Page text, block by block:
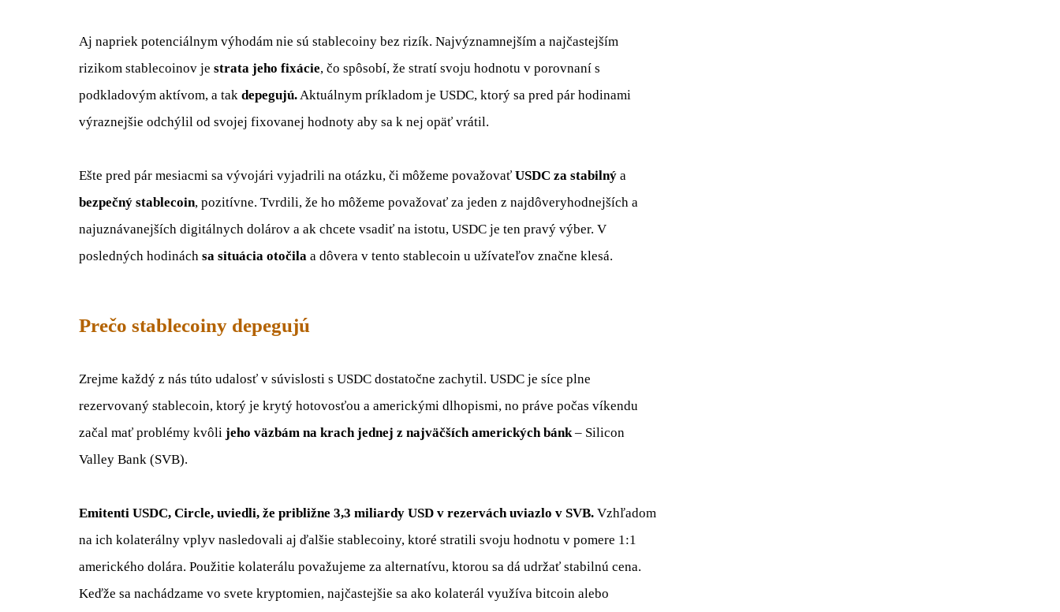
Aj napriek potenciálnym výhodám nie sú stablecoiny bez rizík. Najvýznamnejším a najčastejším
rizikom stablecoinov je strata jeho fixácie, čo spôsobí, že stratí svoju hodnotu v porovnaní s
podkladovým aktívom, a tak depegujú.Aktuálnym príkladom je USDC, ktorý sa pred pár hodinami
výraznejšie odchýlil od svojej fixovanej hodnoty aby sa k nej opäť vrátil.
Ešte pred pár mesiacmi sa vývojári vyjadrili na otázku, či môžeme považovať USDC za stabilný a
bezpečný stablecoin, pozitívne. Tvrdili, že ho môžeme považovať za jeden z najdôveryhodnejších a
najuznávanejších digitálnych dolárov a ak chcete vsadiť na istotu, USDC je ten pravý výber. V
posledných hodinách sa situácia otočila a dôvera v tento stablecoin u užívateľov značne klesá.
Prečo stablecoiny depegujú
Zrejme každý z nás túto udalosť v súvislosti s USDC dostatočne zachytil. USDC je síce plne
rezervovaný stablecoin, ktorý je krytý hotovosťou a americkými dlhopismi, no práve počas víkendu
začal mať problémy kvôli jeho väzbám na krach jednej z najväčších amerických bánk– Silicon
Valley Bank (SVB).
Emitenti USDC, Circle, uviedli, že približne 3,3 miliardy USD v rezervách uviazlo v SVB. Vzhľadom
na ich kolaterálny vplyv nasledovali aj ďalšie stablecoiny, ktoré stratili svoju hodnotu v pomere 1:1
amerického dolára. Použitie kolaterálu považujeme za alternatívu, ktorou sa dá udržať stabilnú cena.
Keďže sa nachádzame vo svete kryptomien, najčastejšie sa ako kolaterál využíva bitcoin alebo